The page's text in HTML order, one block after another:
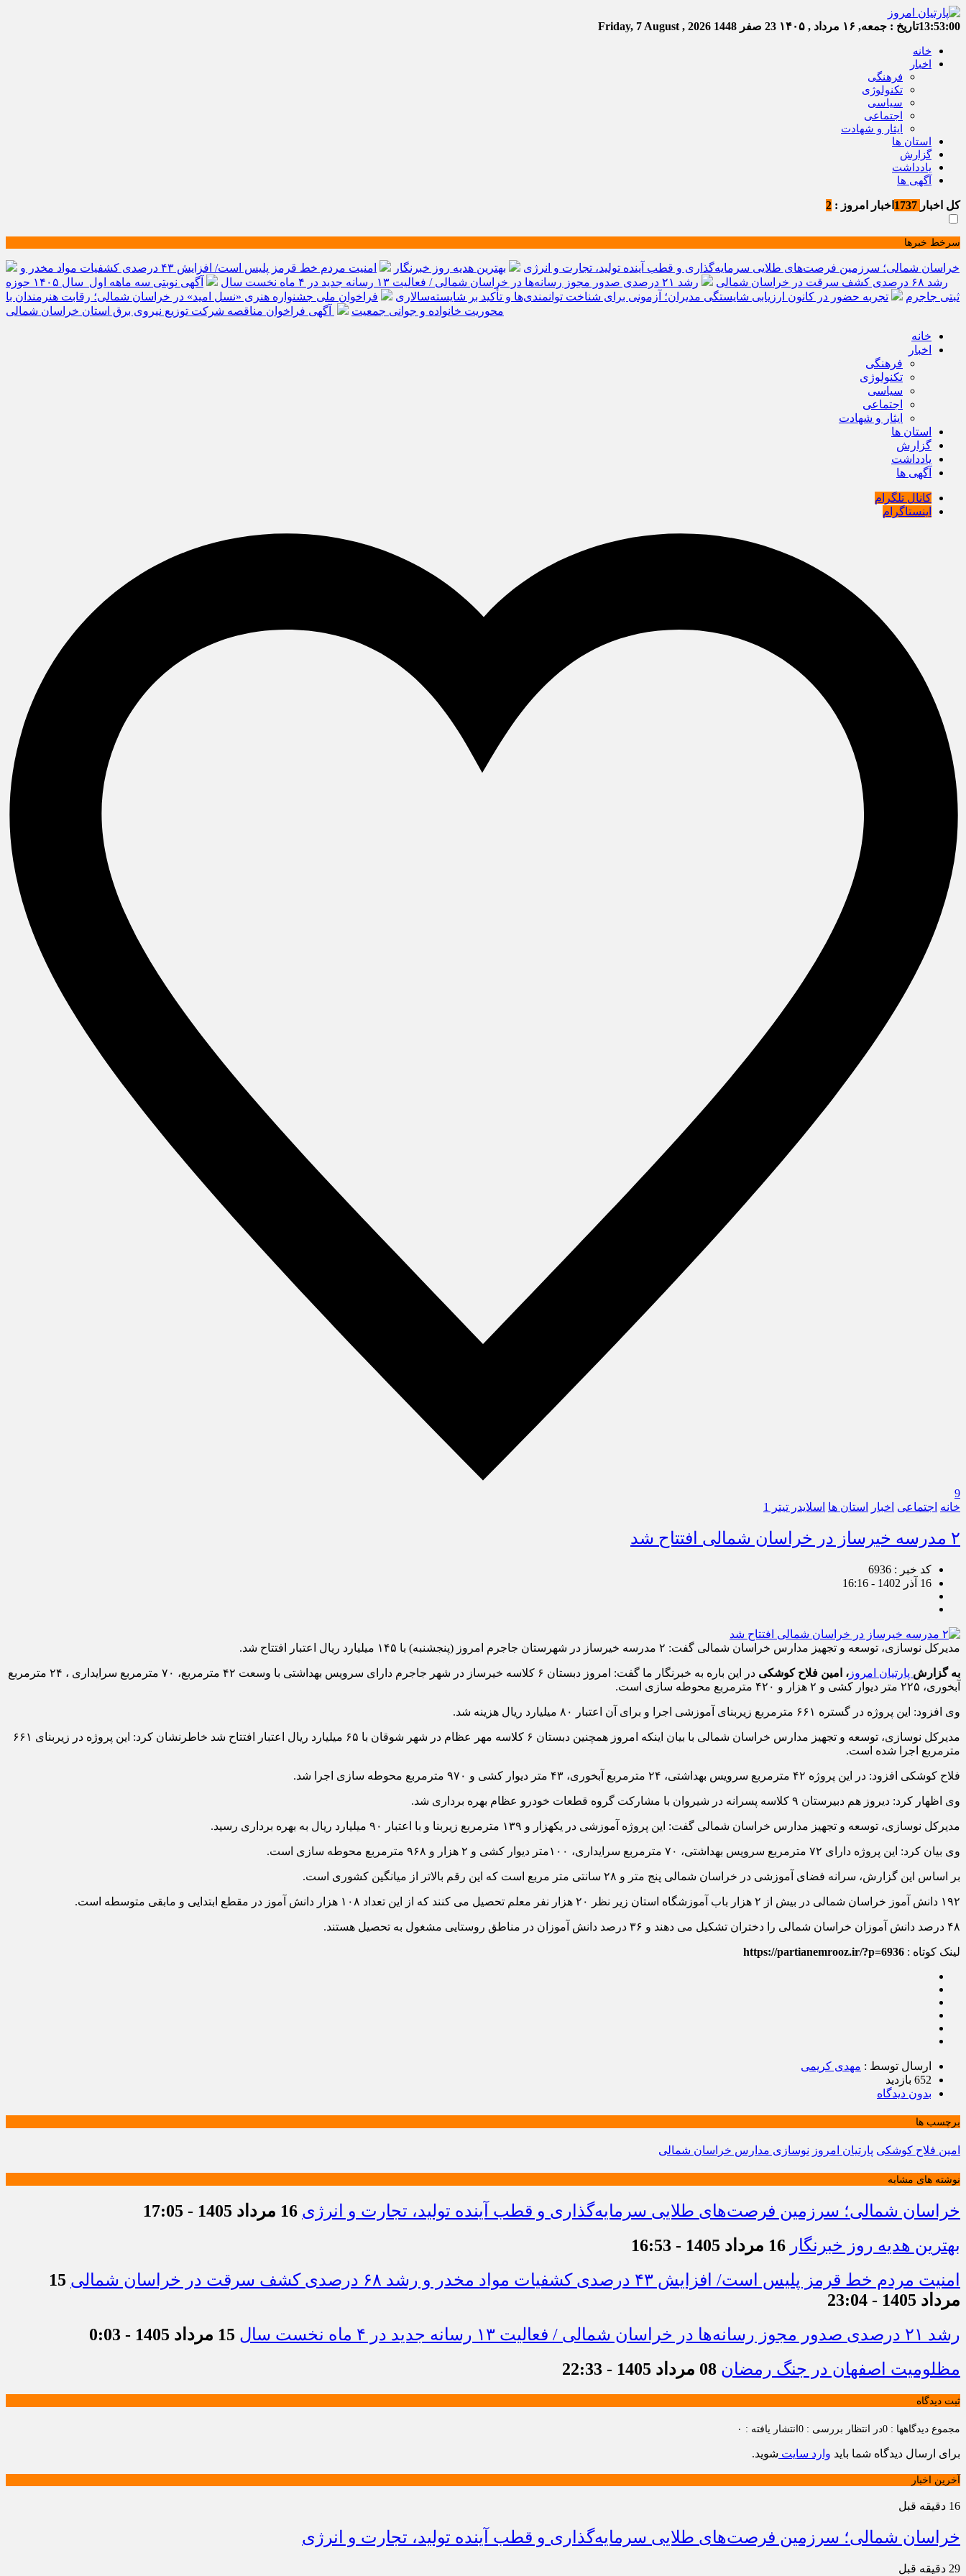
13:53:01تاریخ : جمعه, ۱۶ مرداد , ۱۴۰۵ 23 صفر 1448
خانه
اخبار
فرهنگی
تکنولوژی
سیاسی
اجتماعی
ایثار و شهادت
استان ها
گزارش
یادداشت
آگهی ها
کل اخبار اخبار امروز : 2
سرخط خبرها
خراسان شمالی؛ سرزمین فرصت‌های طلایی سرمایه‌گذاری و قطب آینده تولید، تجارت و انرژی بهترین هدیه روز خبرنگار
امنیت مردم خط قرمز پلیس است/ افزایش ۴۳ درصدی کشفیات مواد مخدر و
رشد ۶۸ درصدی کشف سرقت در خراسان شمالی
رشد ۲۱ درصدی صدور مجوز رسانه‌ها در خراسان شمالی / فعالیت ۱۳ رسانه جدید در ۴ ماه نخست سال
آگهی نوبتی سه ماهه اول سال ۱۴۰۵ حوزه
ثبتی جاجرم
تجربه حضور در کانون ارزیابی شایستگی مدیران؛ آزمونی برای شناخت توانمندی‌ها و تأکید بر شایسته‌سالاری
فراخوان ملی جشنواره هنری «نسل امید» در خراسان شمالی؛ رقابت هنرمندان با
محوریت خانواده و جوانی جمعیت
آگهی فراخوان مناقصه شرکت توزیع نیروی برق استان خراسان شمالی
خانه
اخبار
فرهنگی
تکنولوژی
سیاسی
اجتماعی
ایثار و شهادت
استان ها
گزارش
یادداشت
آگهی ها
کانال تلگرام
اینستاگرام
9
خانه اجتماعی اخبار استان ها اسلایدر تیتر 1
۲ مدرسه خیرساز در خراسان شمالی افتتاح شد
کد خبر : 6936
16 آذر 1402 - 16:16
مدیرکل نوسازی، توسعه و تجهیز مدارس خراسان شمالی گفت: ۲ مدرسه خیرساز در شهرستان جاجرم امروز (پنجشنبه) با ۱۴۵ میلیارد ریال اعتبار افتتاح شد.
به گزارش پارتیان امروز ، امین فلاح کوشکی
در این باره به خبرنگار ما گفت: امروز دبستان ۶ کلاسه خیرساز در شهر جاجرم دارای سرویس بهداشتی با وسعت ۴۲ مترمربع، ۷۰ مترمربع سرایداری ، ۲۴ مترمربع
آبخوری، ۲۲۵ متر دیوار کشی و ۲ هزار و ۴۲۰ مترمربع محوطه سازی است.
وی افزود: این پروژه در گستره ۶۶۱ مترمربع زیربنای آموزشی اجرا و برای آن اعتبار ۸۰ میلیارد ریال هزینه شد.
مدیرکل نوسازی، توسعه و تجهیز مدارس خراسان شمالی با بیان اینکه امروز همچنین دبستان ۶ کلاسه مهر عظام در شهر شوقان با ۶۵ میلیارد ریال اعتبار افتتاح شد خاطرنشان کرد: این پروژه در زیربنای ۶۶۱
مترمربع اجرا شده است.
فلاح کوشکی افزود: در این پروژه ۴۲ مترمربع سرویس بهداشتی، ۲۴ مترمربع آبخوری، ۴۳ متر دیوار کشی و ۹۷۰ مترمربع محوطه سازی اجرا شد.
وی اظهار کرد: دیروز هم دبیرستان ۹ کلاسه پسرانه در شیروان با مشارکت گروه قطعات خودرو عظام بهره برداری شد.
مدیرکل نوسازی، توسعه و تجهیز مدارس خراسان شمالی گفت: این پروژه آموزشی در یکهزار و ۱۳۹ مترمربع زیربنا و با اعتبار ۹۰ میلیارد ریال به بهره برداری رسید.
وی بیان کرد: این پروژه دارای ۷۲ مترمربع سرویس بهداشتی، ۷۰ مترمربع سرایداری، ۱۰۰متر دیوار کشی و ۲ هزار و ۹۶۸ مترمربع محوطه سازی است.
بر اساس این گزارش، سرانه فضای آموزشی در خراسان شمالی پنج متر و ۲۸ سانتی متر مربع است که این رقم بالاتر از میانگین کشوری است.
۱۹۲ دانش آموز خراسان شمالی در بیش از ۲ هزار باب آموزشگاه استان زیر نظر ۲۰ هزار نفر معلم تحصیل می کنند که از این تعداد ۱۰۸ هزار دانش آموز در مقطع ابتدایی و مابقی متوسطه است.
۴۸ درصد دانش آموزان خراسان شمالی را دختران تشکیل می دهند و ۳۶ درصد دانش آموزان در مناطق روستایی مشغول به تحصیل هستند.
لینک کوتاه : https://partianemrooz.ir/?p=6936
ارسال توسط : مهدی کریمی
652 بازدید
بدون دیدگاه
برچسب ها
امین فلاح کوشکی پارتیان امروز نوسازی مدارس خراسان شمالی
نوشته های مشابه
خراسان شمالی؛ سرزمین فرصت‌های طلایی سرمایه‌گذاری و قطب آینده تولید، تجارت و انرژی 16 مرداد 1405 - 17:05
بهترین هدیه روز خبرنگار 16 مرداد 1405 - 16:53
امنیت مردم خط قرمز پلیس است/ افزایش ۴۳ درصدی کشفیات مواد مخدر و رشد ۶۸ درصدی کشف سرقت در خراسان شمالی
15
مرداد 1405 - 23:04
رشد ۲۱ درصدی صدور مجوز رسانه‌ها در خراسان شمالی / فعالیت ۱۳ رسانه جدید در ۴ ماه نخست سال
15 مرداد 1405 - 0:03
مظلومیت اصفهان در جنگ رمضان 08 مرداد 1405 - 22:33
ثبت دیدگاه
مجموع دیدگاهها : 0 در انتظار بررسی : 0 انتشار یافته : ۰
برای ارسال دیدگاه شما باید وارد سایت شوید.
آخرین اخبار
16 دقیقه قبل
خراسان شمالی؛ سرزمین فرصت‌های طلایی سرمایه‌گذاری و قطب آینده تولید، تجارت و انرژی
29 دقیقه قبل